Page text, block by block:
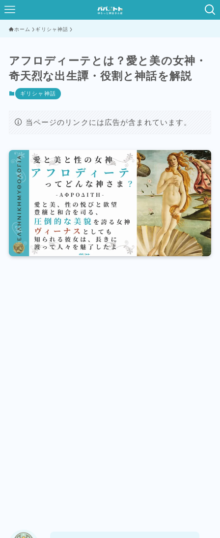
ホーム ギリシャ神話
アフロディーテとは？愛と美の女神・
奇天烈な出生譚・役割と神話を解説
ギリシャ神話
当ページのリンクには広告が含まれています。